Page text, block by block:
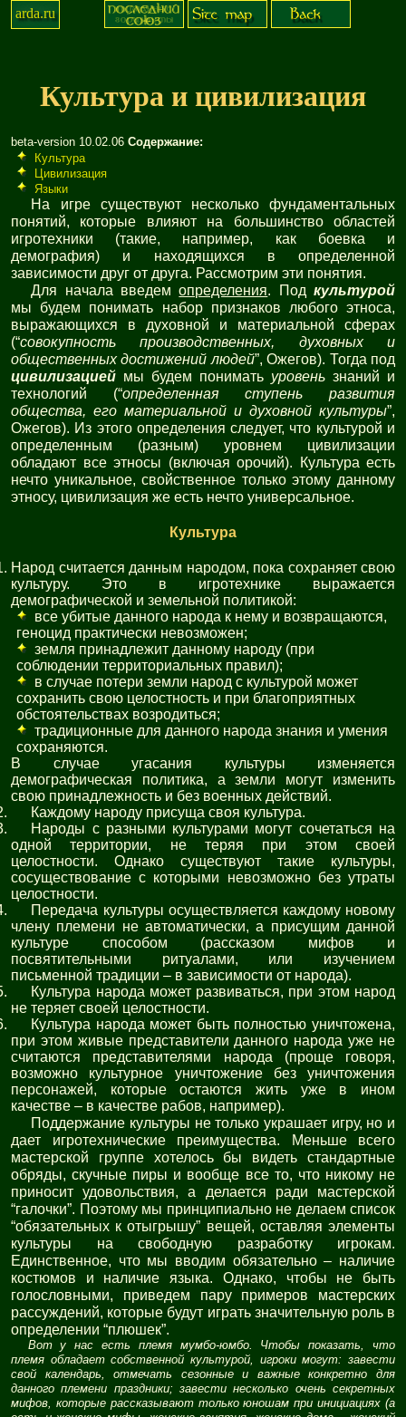
arda.ru
Культура и цивилизация
beta-version 10.02.06 Содержание:
Культура
Цивилизация
Языки
На игре существуют несколько фундаментальных
понятий, которые влияют на большинство областей
игротехники (такие, например, как боевка и
демография) и находящихся в определенной
зависимости друг от друга. Рассмотрим эти понятия.
Для начала введемопределения. Подкультурой
мы будем понимать набор признаков любого этноса,
выражающихся в духовной и материальной сферах
(“совокупность производственных, духовных и
общественных достижений людей”, Ожегов). Тогда под
цивилизацией мы будем понимать уровень знаний и
технологий (“определенная ступень развития
общества, его материальной и духовной культуры”,
Ожегов). Из этого определения следует, что культурой и
определенным (разным) уровнем цивилизации
обладают все этносы (включая орочий). Культура есть
нечто уникальное, свойственное только этому данному
этносу, цивилизация же есть нечто универсальное.
Культура
Народ считается данным народом, пока сохраняет свою
культуру. Это в игротехнике выражается
демографической и земельной политикой:
все убитые данного народа к нему и возвращаются,
геноцид практически невозможен;
земля принадлежит данному народу (при
соблюдении территориальных правил);
в случае потери земли народ с культурой может
сохранить свою целостность и при благоприятных
обстоятельствах возродиться;
традиционные для данного народа знания и умения
сохраняются.
В случае угасания культуры изменяется
демографическая политика, а земли могут изменить
свою принадлежность и без военных действий.
Каждому народу присуща своя культура.
Народы с разными культурами могут сочетаться на
одной территории, не теряя при этом своей
целостности. Однако существуют такие культуры,
сосуществование с которыми невозможно без утраты
целостности.
Передача культуры осуществляется каждому новому
члену племени не автоматически, а присущим данной
культуре способом (рассказом мифов и
посвятительными ритуалами, или изучением
письменной традиции – в зависимости от народа).
Культура народа может развиваться, при этом народ
не теряет своей целостности.
Культура народа может быть полностью уничтожена,
при этом живые представители данного народа уже не
считаются представителями народа (проще говоря,
возможно культурное уничтожение без уничтожения
персонажей, которые остаются жить уже в ином
качестве – в качестве рабов, например).
Поддержание культуры не только украшает игру, но и
дает игротехнические преимущества. Меньше всего
мастерской группе хотелось бы видеть стандартные
обряды, скучные пиры и вообще все то, что никому не
приносит удовольствия, а делается ради мастерской
“галочки”. Поэтому мы принципиально не делаем список
“обязательных к отыгрышу” вещей, оставляя элементы
культуры на свободную разработку игрокам.
Единственное, что мы вводим обязательно – наличие
костюмов и наличие языка. Однако, чтобы не быть
голословными, приведем пару примеров мастерских
рассуждений, которые будут играть значительную роль в
определении “плюшек”.
Вот у нас есть племя мумбо-юмбо. Чтобы показать, что
племя обладает собственной культурой, игроки могут: завести
свой календарь, отмечать сезонные и важные конкретно для
данного племени праздники; завести несколько очень секретных
мифов, которые рассказывают только юношам при инициациях (а